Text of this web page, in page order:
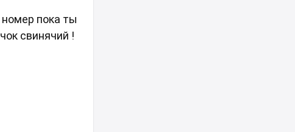
пока ты
свинячий !